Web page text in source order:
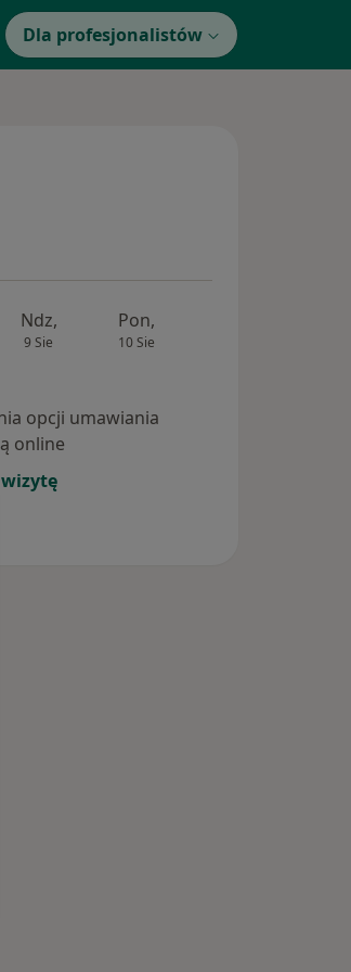
Dla profesjonalistów
Ndz,
9 Sie
Pon,
10 Sie
opcji umawiania
online